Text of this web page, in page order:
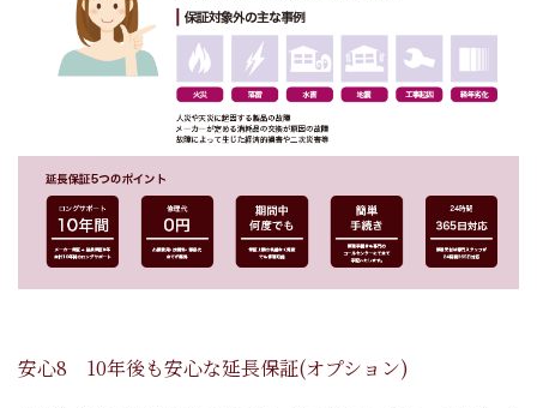
安心8 10年後も安心な延長保証(オプション)